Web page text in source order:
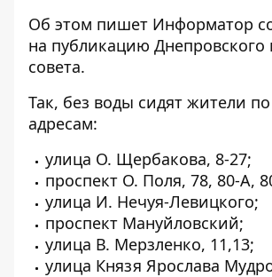
Об этом пишет Информатор
на публикацию Днепровского
совета.
Так, без воды сидят жители
адресам:
улица О. Щербакова, 8-27;
проспект О. Поля, 78, 80-А,
улица И. Нечуя-Левицкого;
проспект Мануйловский;
улица В. Мерзленко, 11,13;
улица Князя Ярослава